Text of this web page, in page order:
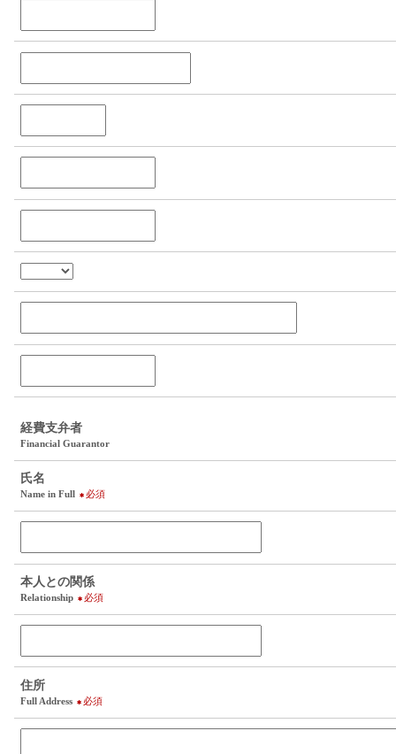
経費支弁者
Financial Guarantor
氏名
Name in Full 必須
本人との関係
Relationship 必須
住所
Full Address 必須